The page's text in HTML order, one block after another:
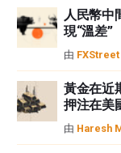
FXStreet和作者不提供
性不作任何陳述。
或損害由此資訊及其顯
FXStreet並非註冊投資
人民幣中
現“溫差”
由
黃金在近
押注在美
由 Haresh